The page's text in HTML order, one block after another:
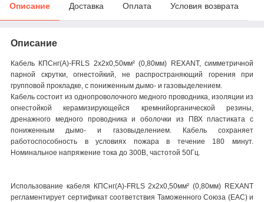
Описание Доставка Оплата Условия возврата
Описание
Кабель КПСнг(А)-FRLS 2x2x0,50мм² (0,80мм) REXANT, симметричной
парной скрутки, огнестойкий, не распространяющий горения при
групповой прокладке, с пониженным дымо- и газовыделением.
Кабель состоит из однопроволочного медного проводника, изоляции из
огнестойкой керамизирующейся кремнийорганической резины,
дренажного медного проводника и оболочки из ПВХ пластиката с
пониженным дымо- и газовыделением. Кабель сохраняет
работоспособность в условиях пожара в течение 180 минут.
Номинальное напряжение тока до 300В, частотой 50Гц.
Использование кабеля КПСнг(А)-FRLS 2x2x0,50мм² (0,80мм) REXANT
регламентирует сертификат соответствия Таможенного Союза (EAC) и